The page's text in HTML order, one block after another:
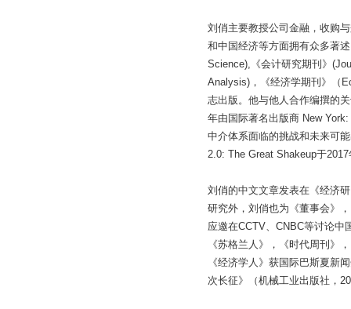
刘俏主要教授公司金融，收购
和中国经济等方面拥有众多著
Science),《会计研究期刊》
Analysis)，《经济学期刊》（
志出版。他与他人合作编撰的
年由国际著名出版商 New
中介体系面临的挑战和未来可
2.0: The Great Shakeup于
刘俏的中文文章发表在《经济
研究外，刘俏也为《董事会》
应邀在CCTV、CNBC等讨论
《苏格兰人》，《时代周刊》
《经济学人》获国际巴斯夏
次长征》（机械工业出版社，